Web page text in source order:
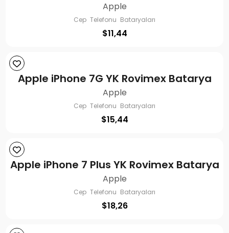
Apple
Cep Telefonu Bataryaları
$11,44
Apple iPhone 7G YK Rovimex Batarya
Apple
Cep Telefonu Bataryaları
$15,44
Apple iPhone 7 Plus YK Rovimex Batarya
Apple
Cep Telefonu Bataryaları
$18,26